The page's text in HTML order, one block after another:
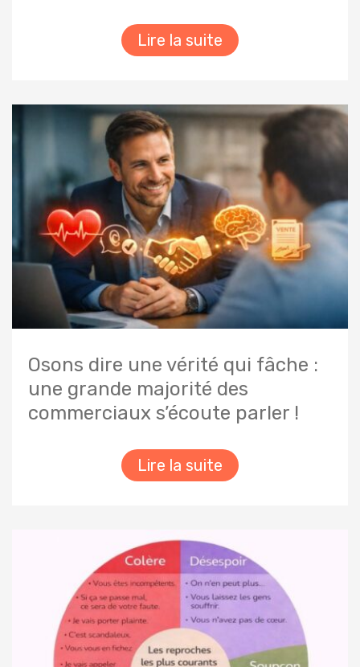
Lire la suite
Osons dire une vérité qui fâche :
une grande majorité des
commerciaux s’écoute parler !
Lire la suite